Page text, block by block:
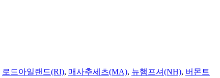
로드아일랜드(RI), 매사추세츠(MA), 뉴햄프셔(NH), 버몬트